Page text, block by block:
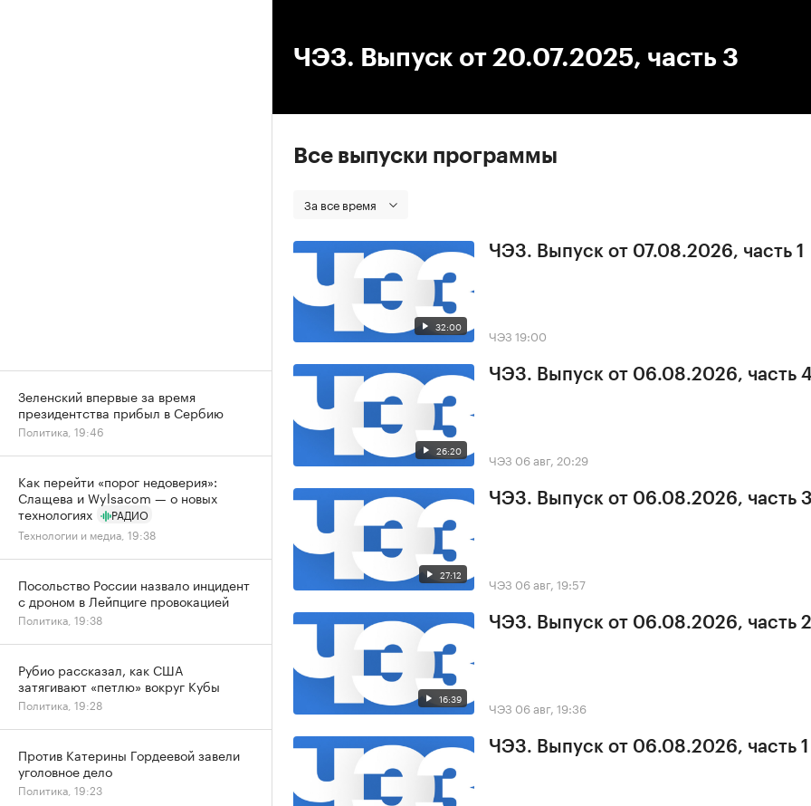
ЧЭЗ. Выпуск от 20.07.2025, часть 3
Все выпуски программы
За все время
32:00
ЧЭЗ. Выпуск от 07.08.2026, часть 1
ЧЭЗ 19:00
26:20
ЧЭЗ. Выпуск от 06.08.2026, часть
ЧЭЗ 06 авг, 20:29
27:12
ЧЭЗ. Выпуск от 06.08.2026, часть
ЧЭЗ 06 авг, 19:57
16:39
ЧЭЗ. Выпуск от 06.08.2026, часть 2
ЧЭЗ 06 авг, 19:36
ЧЭЗ. Выпуск от 06.08.2026, часть 1
Зеленский впервые за время
президентства прибыл в Сербию
Политика, 19:46
Как перейти «порог недоверия»:
Слащева и Wylsacom — о новых
технологиях
РАДИО
Технологии и медиа, 19:38
Посольство России назвало инцидент
с дроном в Лейпциге провокацией
Политика, 19:38
Рубио рассказал, как США
затягивают «петлю» вокруг Кубы
Политика, 19:28
Против Катерины Гордеевой завели
уголовное дело
Политика, 19:23